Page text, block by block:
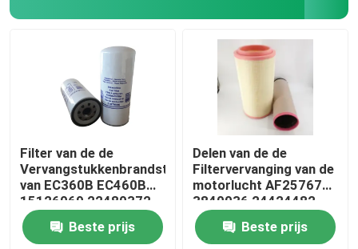
Filter van de de
Vervangstukkenbrandstof
van EC360B EC460B
15126069 22480372
Beste prijs
Delen van de de
Filtervervanging van de
motorlucht AF25767
3840036 24424482
Beste prijs